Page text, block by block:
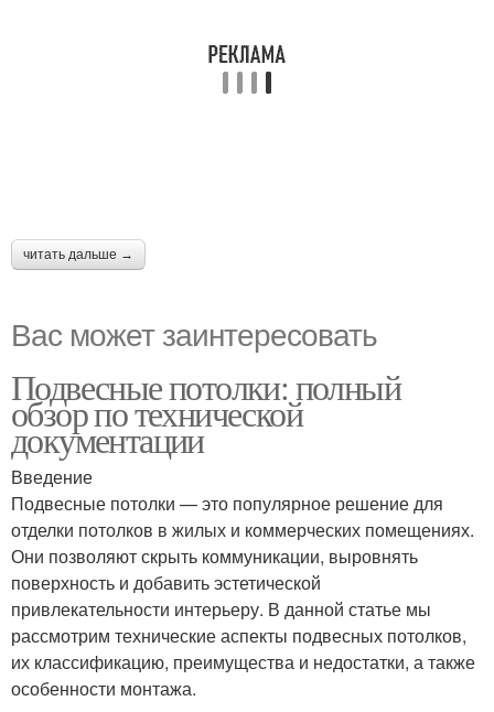
читать дальше →
Вас может заинтересовать
Подвесные потолки: полный
обзор по технической
документации
Введение
Подвесные потолки — это популярное решение для
отделки потолков в жилых и коммерческих помещениях.
Они позволяют скрыть коммуникации, выровнять
поверхность и добавить эстетической
привлекательности интерьеру. В данной статье мы
рассмотрим технические аспекты подвесных потолков,
их классификацию, преимущества и недостатки, а также
особенности монтажа.